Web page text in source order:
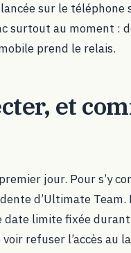
sur le
surtout au moment :
prend le relais.
et
jour. Pour s’y
d’Ultimate Team.
date limite fixée
refuser l’accès au